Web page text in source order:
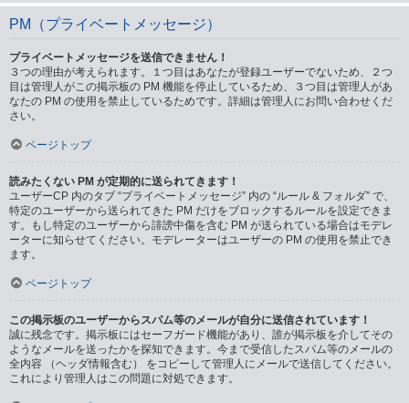
PM（プライベートメッセージ）
プライベートメッセージを送信できません！
３つの理由が考えられます。１つ目はあなたが登録ユーザーでないため、２つ
目は管理人がこの掲示板の PM 機能を停止しているため、３つ目は管理人があ
なたの PM の使用を禁止しているためです。詳細は管理人にお問い合わせくだ
さい。
ページトップ
読みたくない PM が定期的に送られてきます！
ユーザーCP 内のタブ “プライベートメッセージ” 内の “ルール & フォルダ” で、
特定のユーザーから送られてきた PM だけをブロックするルールを設定できま
す。もし特定のユーザーから誹謗中傷を含む PM が送られている場合はモデレ
ーターに知らせてください。モデレーターはユーザーの PM の使用を禁止でき
ます。
ページトップ
この掲示板のユーザーからスパム等のメールが自分に送信されています！
誠に残念です。掲示板にはセーフガード機能があり、誰が掲示板を介してその
ようなメールを送ったかを探知できます。今まで受信したスパム等のメールの
全内容 （ヘッダ情報含む） をコピーして管理人にメールで送信してください。
これにより管理人はこの問題に対処できます。